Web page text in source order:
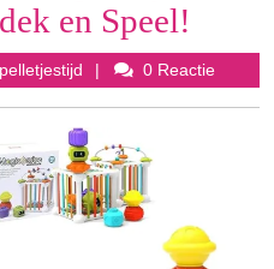
en Speel!
spelletjestijd0 Reactie